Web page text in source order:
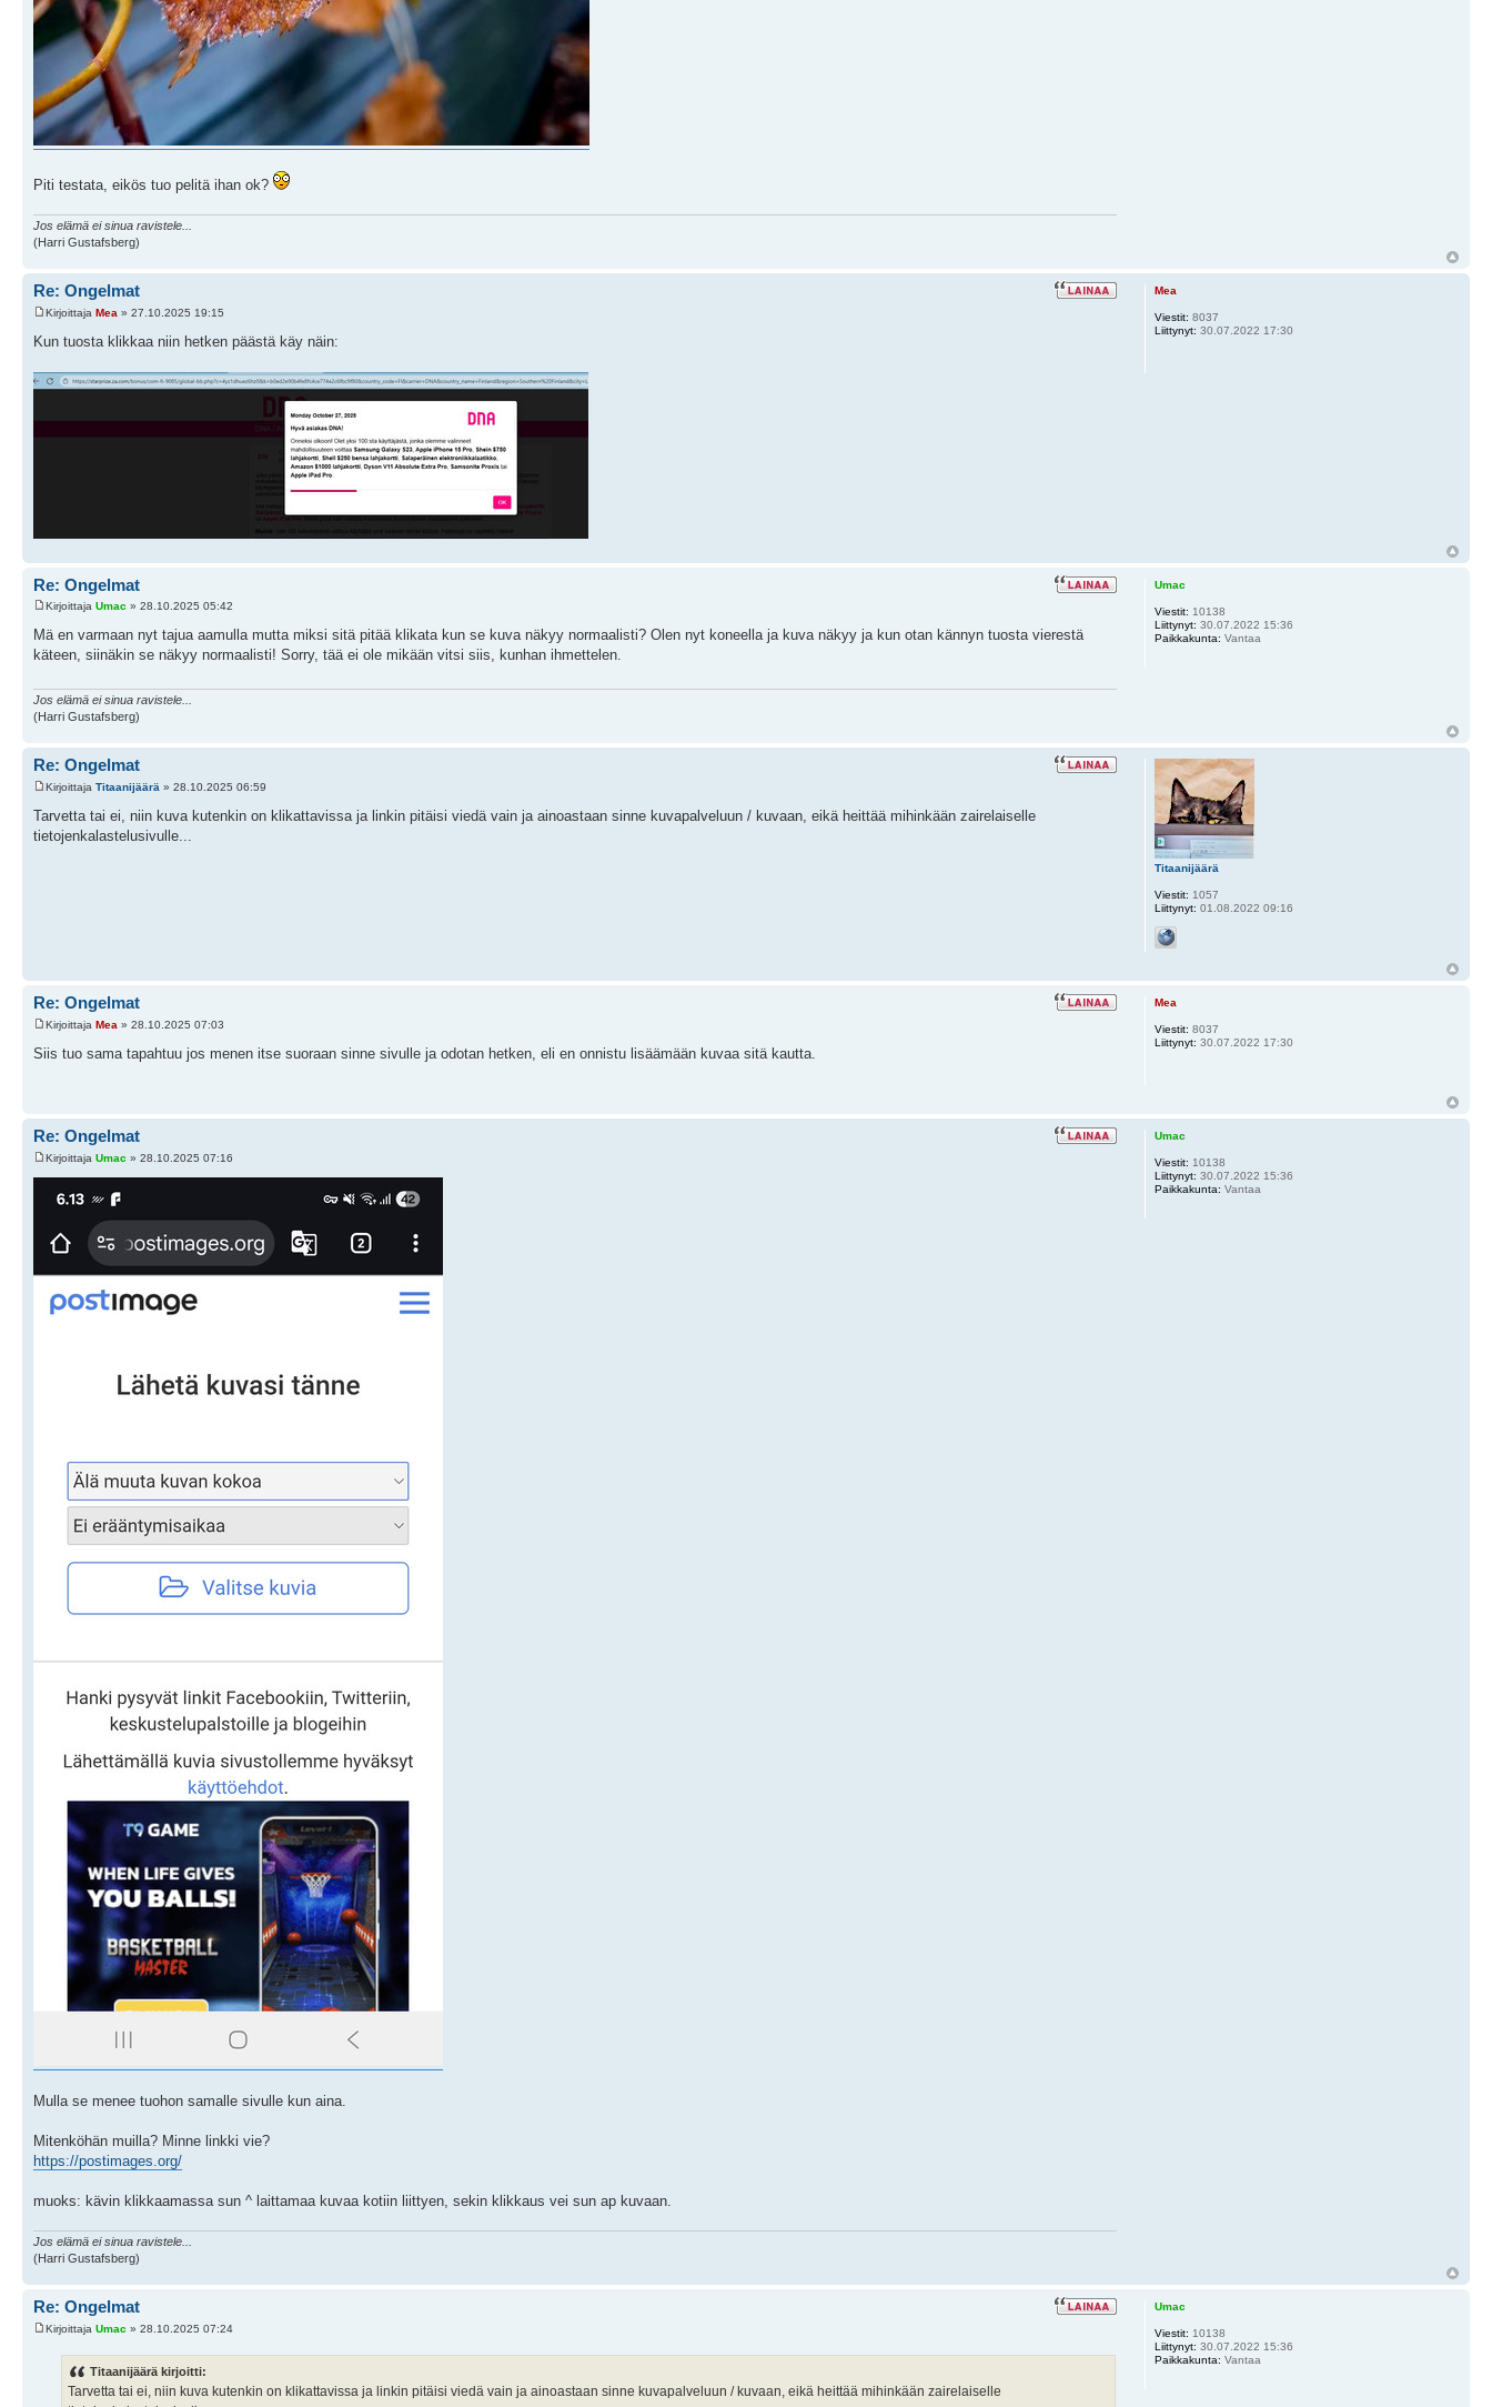
Piti testata, eikös tuo pelitä ihan ok?
Jos elämä ei sinua ravistele...
(Harri Gustafsberg)
Re: Ongelmat
Kirjoittaja Mea » 27.10.2025 19:15
Kun tuosta klikkaa niin hetken päästä käy näin:
Mea
Viestit: 8037
Liittynyt: 30.07.2022 17:30
Re: Ongelmat
Kirjoittaja Umac » 28.10.2025 05:42
Mä en varmaan nyt tajua aamulla mutta miksi sitä pitää klikata kun se kuva näkyy normaalisti? Olen nyt koneella ja kuva näkyy ja kun otan kännyn tuosta vierestä
käteen, siinäkin se näkyy normaalisti! Sorry, tää ei ole mikään vitsi siis, kunhan ihmettelen.
Jos elämä ei sinua ravistele...
(Harri Gustafsberg)
Umac
Viestit: 10138
Liittynyt: 30.07.2022 15:36
Paikkakunta: Vantaa
Re: Ongelmat
Kirjoittaja Titaanijäärä » 28.10.2025 06:59
Tarvetta tai ei, niin kuva kutenkin on klikattavissa ja linkin pitäisi viedä vain ja ainoastaan sinne kuvapalveluun / kuvaan, eikä heittää mihinkään zairelaiselle
tietojenkalastelusivulle...
Titaanijäärä
Viestit: 1057
Liittynyt: 01.08.2022 09:16
Re: Ongelmat
Kirjoittaja Mea » 28.10.2025 07:03
Siis tuo sama tapahtuu jos menen itse suoraan sinne sivulle ja odotan hetken, eli en onnistu lisäämään kuvaa sitä kautta.
Mea
Viestit: 8037
Liittynyt: 30.07.2022 17:30
Re: Ongelmat
Kirjoittaja Umac » 28.10.2025 07:16
Mulla se menee tuohon samalle sivulle kun aina.
Mitenköhän muilla? Minne linkki vie?
https://postimages.org/
muoks: kävin klikkaamassa sun ^ laittamaa kuvaa kotiin liittyen, sekin klikkaus vei sun ap kuvaan.
Jos elämä ei sinua ravistele...
(Harri Gustafsberg)
Umac
Viestit: 10138
Liittynyt: 30.07.2022 15:36
Paikkakunta: Vantaa
Re: Ongelmat
Kirjoittaja Umac » 28.10.2025 07:24
Titaanijäärä kirjoitti:
Tarvetta tai ei, niin kuva kutenkin on klikattavissa ja linkin pitäisi viedä vain ja ainoastaan sinne kuvapalveluun / kuvaan, eikä heittää mihinkään zairelaiselle
Umac
Viestit: 10138
Liittynyt: 30.07.2022 15:36
Paikkakunta: Vantaa